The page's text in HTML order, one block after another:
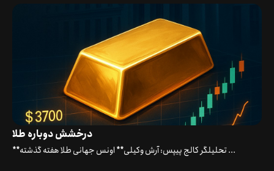
درخشش دوباره طلا
**تحلیلگر کالج پیپس: آرش وکیلی** اونس جهانی طلا هفته گذشته ...